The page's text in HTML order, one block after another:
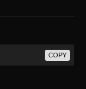
COPY